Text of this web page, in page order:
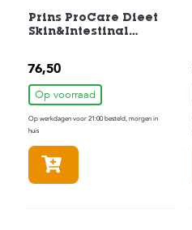
Prins ProCare Dieet
Skin&Intestinal
76,50
Op voorraad
Op werkdagen voor 21:00 besteld, morgen in
huis